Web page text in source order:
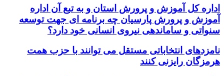
اداره کل آموزش و پرورش استان و به تبع آن اداره
آموزش و پرورش پارسیان چه برنامه ای جهت توسعه
سنواتی و ساماندهی نیروی انسانی خود دارد؟
نامزدهای انتخاباتی مستقل می توانند با حزب همت
هرمزگان رایزنی کنند